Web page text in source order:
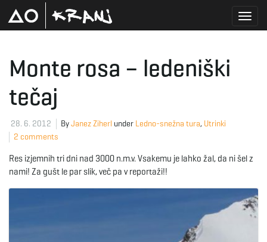
g
Monte rosa – ledeniški
tečaj
28. 6. 2012 ByJanez Ziherl under Ledno-snežna tura, Utrinki
2 comments
Res izjemnih tri dni nad 3000 n.m.v. Vsakemu je lahko žal, da ni šel z
nami! Za gušt le par slik, več pa v reportaži!!